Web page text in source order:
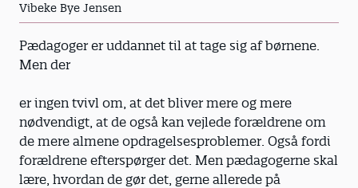
Vibeke Bye Jensen
Pædagoger er uddannet til at tage sig af børnene.
Men der
er ingen tvivl om, at det bliver mere og mere
nødvendigt, at de også kan vejlede forældrene om
de mere almene opdragelsesproblemer. Også fordi
forældrene efterspørger det. Men pædagogerne skal
lære, hvordan de gør det, gerne allerede på